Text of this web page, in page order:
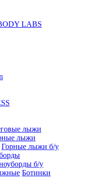
LABS
лыжи
лыжи
Горные лыжи б/у
б/у
Ботинки